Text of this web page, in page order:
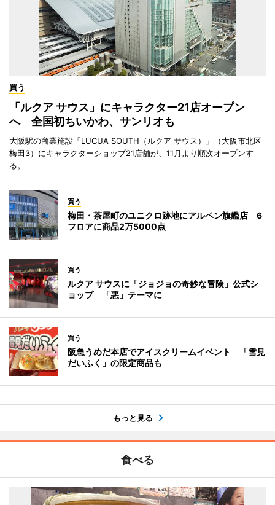
買う
「ルクア サウス」にキャラクター21店オープン
へ 全国初ちいかわ、サンリオも
大阪駅の商業施設「LUCUA SOUTH（ルクア サウス）」（大阪市北区
梅田3）にキャラクターショップ21店舗が、11月より順次オープンす
る。
買う
梅田・茶屋町のユニクロ跡地にアルペン旗艦店 6
フロアに商品2万5000点
買う
ルクア サウスに「ジョジョの奇妙な冒険」公式シ
ョップ 「悪」テーマに
買う
阪急うめだ本店でアイスクリームイベント 「雪見
だいふく」の限定商品も
もっと見る
食べる